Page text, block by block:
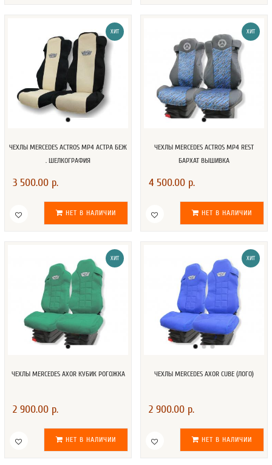
ХИТ
ЧЕХЛЫ MERCEDES AСTROS MP4 АСТРА БЕЖ
. ШЕЛКОГРАФИЯ
3 500.00 р.
НЕТ В НАЛИЧИИ
ХИТ
ЧЕХЛЫ MERCEDES AСTROS MP4 REST
БАРХАТ ВЫШИВКА
4 500.00 р.
НЕТ В НАЛИЧИИ
ХИТ
ЧЕХЛЫ MERCEDES AXOR КУБИК РОГОЖКА
2 900.00 р.
НЕТ В НАЛИЧИИ
ХИТ
ЧЕХЛЫ MERCEDES AXOR CUBE (ЛОГО)
2 900.00 р.
НЕТ В НАЛИЧИИ